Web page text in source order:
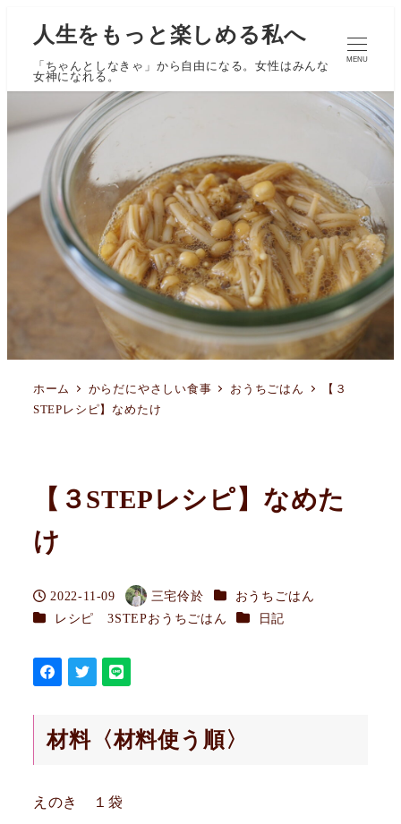
人生をもっと楽しめる私へ
「ちゃんとしなきゃ」から自由になる。女性はみんな
女神になれる。
MENU
ホーム からだにやさしい食事 おうちごはん
【３
STEPレシピ】なめたけ
【３STEPレシピ】なめた
け
投稿日
2022-11-09
著
者
三宅伶於 カテゴリー
おうちごはん
カテゴリー
レシピ 3STEPおうちごはん カテゴリー
日記
材料〈材料使う順〉
えのき １袋